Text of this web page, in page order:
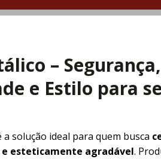
– Segurança,
e Estilo para
solução ideal para quem busca
esteticamente agradável.